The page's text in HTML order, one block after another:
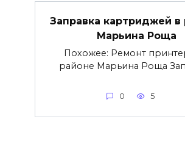
Заправка картриджей в
Марьина Роща
Похожее: Ремонт
районе Марьина Роща
0 5